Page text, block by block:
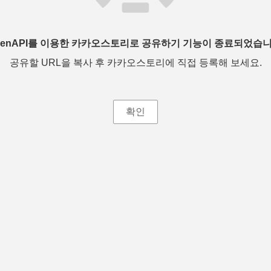
를 이용한 카카오스토리로 공유하기 기능이 종료되었습
공유할 URL을 복사 후 카카오스토리에 직접 등록해 보세요.
확인